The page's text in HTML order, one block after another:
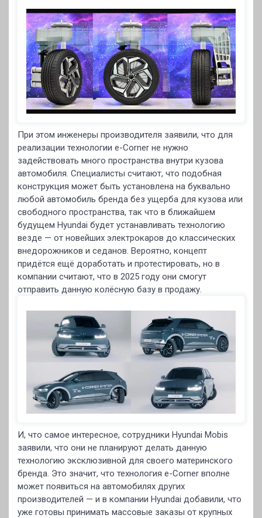
При этом инженеры производителя заявили, что для
реализации технологии e-Corner не нужно
задействовать много пространства внутри кузова
автомобиля. Специалисты считают, что подобная
конструкция может быть установлена на буквально
любой автомобиль бренда без ущерба для кузова или
свободного пространства, так что в ближайшем
будущем Hyundai будет устанавливать технологию
везде — от новейших электрокаров до классических
внедорожников и седанов. Вероятно, концепт
придётся ещё доработать и протестировать, но в
компании считают, что в 2025 году они смогут
отправить данную колёсную базу в продажу.
И, что самое интересное, сотрудники Hyundai Mobis
заявили, что они не планируют делать данную
технологию эксклюзивной для своего материнского
бренда. Это значит, что технология e-Corner вполне
может появиться на автомобилях других
производителей — и в компании Hyundai добавили, что
уже готовы принимать массовые заказы от крупных